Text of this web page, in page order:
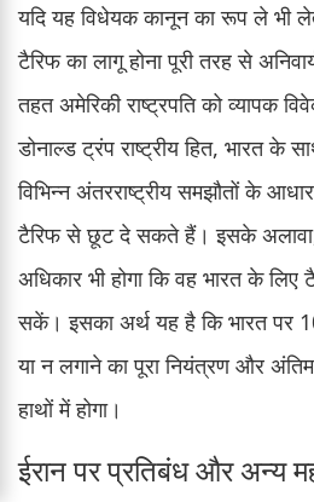
यदि यह विधेयक कानून का रूप ले भी
टैरिफ का लागू होना पूरी तरह से
तहत अमेरिकी राष्ट्रपति को व्यापक
डोनाल्ड ट्रंप राष्ट्रीय हित, भारत के
विभिन्न अंतरराष्ट्रीय समझौतों के
टैरिफ से छूट दे सकते हैं। इसके अलावा,
अधिकार भी होगा कि वह भारत के लिए
सकें। इसका अर्थ यह है कि भारत पर
या न लगाने का पूरा नियंत्रण और
हाथों में होगा।
ईरान पर प्रतिबंध और अन्य